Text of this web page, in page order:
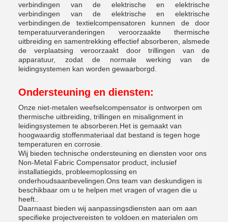
verbindingen van de elektrische en elektrische
verbindingen van de elektrische en elektrische
verbindingen.de textielcompensatoren kunnen de door
temperatuurveranderingen veroorzaakte thermische
uitbreiding en samentrekking effectief absorberen, alsmede
de verplaatsing veroorzaakt door trillingen van de
apparatuur, zodat de normale werking van de
leidingsystemen kan worden gewaarborgd.
Ondersteuning en diensten:
Onze niet-metalen weefselcompensator is ontworpen om
thermische uitbreiding, trillingen en misalignment in
leidingsystemen te absorberen.Het is gemaakt van
hoogwaardig stoffenmateriaal dat bestand is tegen hoge
temperaturen en corrosie.
Wij bieden technische ondersteuning en diensten voor ons
Non-Metal Fabric Compensator product, inclusief
installatiegids, probleemoplossing en
onderhoudsaanbevelingen.Ons team van deskundigen is
beschikbaar om u te helpen met vragen of vragen die u
heeft..
Daarnaast bieden wij aanpassingsdiensten aan om aan
specifieke projectvereisten te voldoen.en materialen om